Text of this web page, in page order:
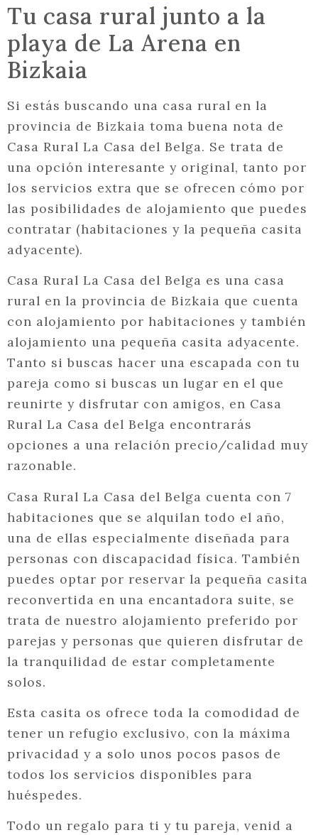
Tu casa rural junto a la
playa de La Arena en
Bizkaia
Si estás buscando una casa rural en la
provincia de Bizkaia toma buena nota de
Casa Rural La Casa del Belga. Se trata de
una opción interesante y original, tanto por
los servicios extra que se ofrecen cómo por
las posibilidades de alojamiento que puedes
contratar (habitaciones y la pequeña casita
adyacente).
Casa Rural La Casa del Belga es una casa
rural en la provincia de Bizkaia que cuenta
con alojamiento por habitaciones y también
alojamiento una pequeña casita adyacente.
Tanto si buscas hacer una escapada con tu
pareja como si buscas un lugar en el que
reunirte y disfrutar con amigos, en Casa
Rural La Casa del Belga encontrarás
opciones a una relación precio/calidad muy
razonable.
Casa Rural La Casa del Belga cuenta con 7
habitaciones que se alquilan todo el año,
una de ellas especialmente diseñada para
personas con discapacidad física. También
puedes optar por reservar la pequeña casita
reconvertida en una encantadora suite, se
trata de nuestro alojamiento preferido por
parejas y personas que quieren disfrutar de
la tranquilidad de estar completamente
solos.
Esta casita os ofrece toda la comodidad de
tener un refugio exclusivo, con la máxima
privacidad y a solo unos pocos pasos de
todos los servicios disponibles para
huéspedes.
Todo un regalo para ti y tu pareja, venid a